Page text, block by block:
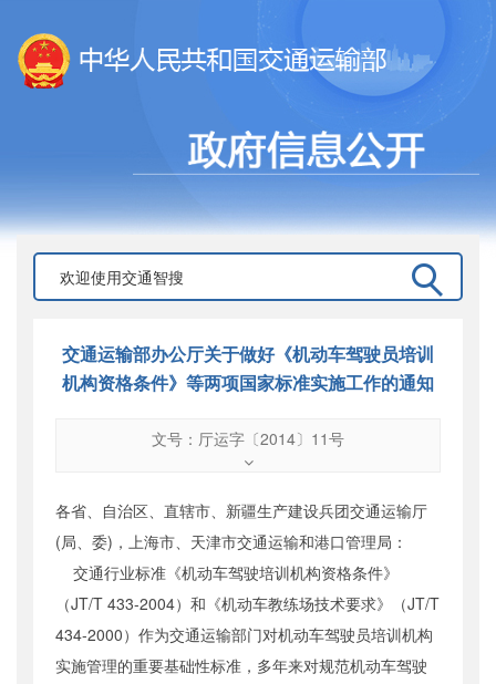
交通运输部办公厅关于做好《机动车驾驶员培训
机构资格条件》等两项国家标准实施工作的通知
文号：厅运字〔2014〕11号
厅运字〔2014〕11号
公开日期：2014年02月08日
主题词：
驾培机构;国家标准;宣贯
机构分类：运输服务司
主题分类：标准
公文类型：部办公厅文件
各省、自治区、直辖市、新疆生产建设兵团交通运输厅
(局、委)，上海市、天津市交通运输和港口管理局：
交通行业标准《机动车驾驶培训机构资格条件》
（JT/T 433-2004）和《机动车教练场技术要求》（JT/T
434-2000）作为交通运输部门对机动车驾驶员培训机构
实施管理的重要基础性标准，多年来对规范机动车驾驶